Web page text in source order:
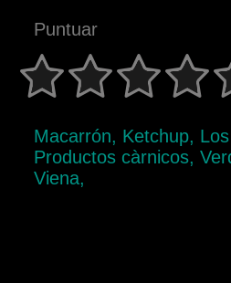
Puntuar
Macarrón, Ketchup,
Productos càrnicos,
Viena,